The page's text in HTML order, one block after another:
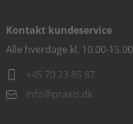
Kontakt kundeservice
Alle hverdage kl. 10.00-15.00
+45 70 23 85 87
info@praxis.dk